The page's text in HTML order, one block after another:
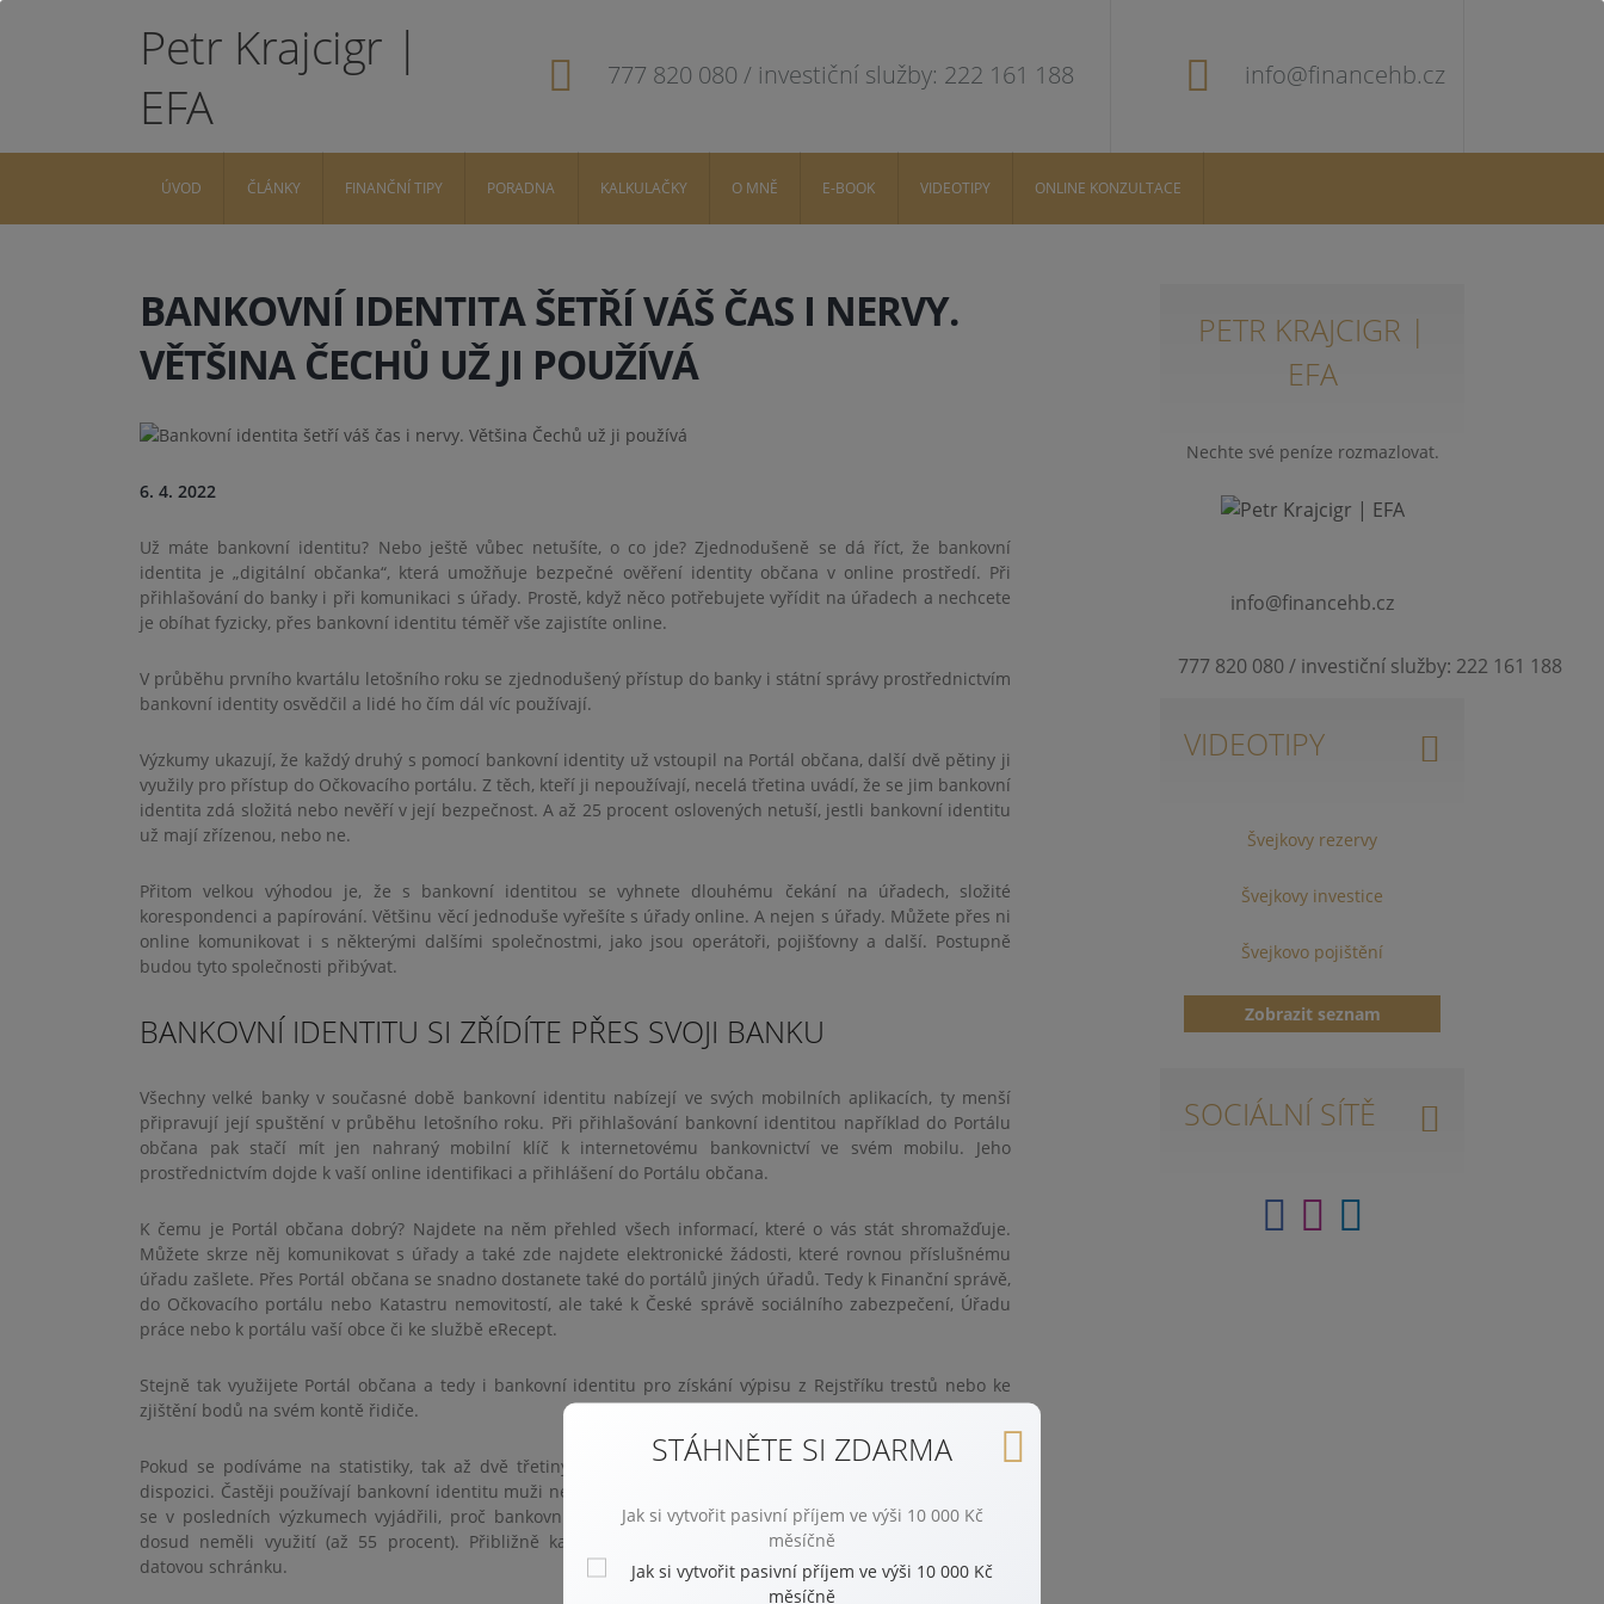
Petr Krajcigr |
EFA
777 820 080 / investiční služby: 222 161 188 info@financehb.cz
ÚVOD ČLÁNKY FINANČNÍ TIPY PORADNA KALKULAČKY O MNĚ E-BOOK VIDEOTIPY ONLINE KONZULTACE
BANKOVNÍ IDENTITA ŠETŘÍ VÁŠ ČAS I NERVY.
VĚTŠINA ČECHŮ UŽ JI POUŽÍVÁ
6. 4. 2022
Už máte bankovní identitu? Nebo ještě vůbec netušíte, o co jde? Zjednodušeně se dá říct, že bankovní
identita je „digitální občanka“, která umožňuje bezpečné ověření identity občana v online prostředí. Při
přihlašování do banky i při komunikaci s úřady. Prostě, když něco potřebujete vyřídit na úřadech a nechcete
je obíhat fyzicky, přes bankovní identitu téměř vše zajistíte online.
V průběhu prvního kvartálu letošního roku se zjednodušený přístup do banky i státní správy prostřednictvím
bankovní identity osvědčil a lidé ho čím dál víc používají.
Výzkumy ukazují, že každý druhý s pomocí bankovní identity už vstoupil na Portál občana, další dvě pětiny ji
využily pro přístup do Očkovacího portálu. Z těch, kteří ji nepoužívají, necelá třetina uvádí, že se jim bankovní
identita zdá složitá nebo nevěří v její bezpečnost. A až 25 procent oslovených netuší, jestli bankovní identitu
už mají zřízenou, nebo ne.
Přitom velkou výhodou je, že s bankovní identitou se vyhnete dlouhému čekání na úřadech, složité
korespondenci a papírování. Většinu věcí jednoduše vyřešíte s úřady online. A nejen s úřady. Můžete přes ni
online komunikovat i s některými dalšími společnostmi, jako jsou operátoři, pojišťovny a další. Postupně
budou tyto společnosti přibývat.
BANKOVNÍ IDENTITU SI ZŘÍDÍTE PŘES SVOJI BANKU
Všechny velké banky v současné době bankovní identitu nabízejí ve svých mobilních aplikacích, ty menší
připravují její spuštění v průběhu letošního roku. Při přihlašování bankovní identitou například do Portálu
občana pak stačí mít jen nahraný mobilní klíč k internetovému bankovnictví ve svém mobilu. Jeho
prostřednictvím dojde k vaší online identifikaci a přihlášení do Portálu občana.
K čemu je Portál občana dobrý? Najdete na něm přehled všech informací, které o vás stát shromažďuje.
Můžete skrze něj komunikovat s úřady a také zde najdete elektronické žádosti, které rovnou příslušnému
úřadu zašlete. Přes Portál občana se snadno dostanete také do portálů jiných úřadů. Tedy k Finanční správě,
do Očkovacího portálu nebo Katastru nemovitostí, ale také k České správě sociálního zabezpečení, Úřadu
práce nebo k portálu vaší obce či ke službě eRecept.
Stejně tak využijete Portál občana a tedy i bankovní identitu pro získání výpisu z Rejstříku trestů nebo ke
zjištění bodů na svém kontě řidiče.
Pokud se podíváme na statistiky, tak až dvě třetiny lidí mají bankovní identitu ve svojí mobilní bance k
dispozici. Častěji používají bankovní identitu muži než ženy a také lidé s vysokoškolským vzděláním. Ti, kteří
se v posledních výzkumech vyjádřili, proč bankovní identitu ještě nepoužili, nejčastěji uváděli, že pro ni
dosud neměli využití (až 55 procent). Přibližně každý sedmý bankovní identitu nevyužívá, protože má
datovou schránku.
PETR KRAJCIGR |
EFA
Nechte své peníze rozmazlovat.
info@financehb.cz
777 820 080 / investiční služby: 222 161 188
VIDEOTIPY
Švejkovy rezervy
Švejkovy investice
Švejkovo pojištění
Zobrazit seznam
SOCIÁLNÍ SÍTĚ
STÁHNĚTE SI ZDARMA
Jak si vytvořit pasivní příjem ve výši 10 000 Kč
měsíčně